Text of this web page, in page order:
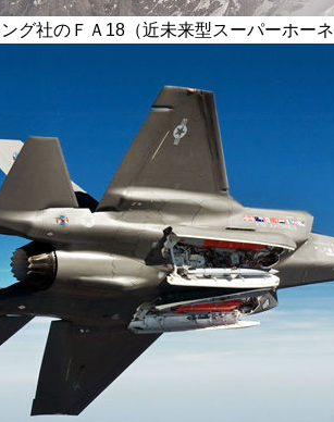
グ社のＦＡ18（近未来型スーパーホーネ